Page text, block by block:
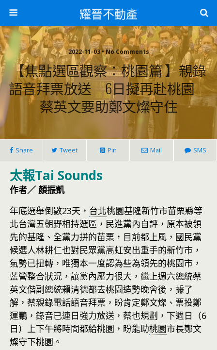
耀晉不動產
2022-11-03 • No Comments
【焦點選區觀察：桃園篇 】親錄
語音拜票放送 6日擬再赴桃園
蔡英文要助鄭文燦守住
Share Tweet Pin Mail SMS
太報Tai Sounds
作者／ 顏振凱
年底選舉倒數23天， 台北桃園基隆新竹市苗栗縣等
北台灣五朝野相持選區，民進黨內自評，原本被領
先的基隆、全黨力拼的苗栗，目前都上風，國民黨
候選人林耕仁也對民眾黨高虹安出重手的新竹市，
氣勢已扭轉，唯獨本一度認為些為領先的桃園市，
藍營整合狀況，讓黨內壓力很大，繼上週六總統蔡
英文偕副總統賴清德都去桃園造勢晚會後，據了
解，蔡親錄電話語音拜票，盼肯定鄭文燦、票投鄭
運鵬，錄音已連日強力放送，蔡也規劃，下週日（6
日）上下午將時間都給桃園，盼能助桃園市長鄭文
燦守下桃園。